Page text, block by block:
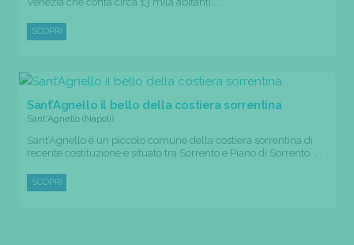
SCOPRI
Sant’Agnello il bello della costiera sorrentina
Sant'Agnello (Napoli)
Sant’Agnello è un piccolo comune della costiera sorrentina di
recente costituzione e situato tra Sorrento e Piano di Sorrento. ...
SCOPRI